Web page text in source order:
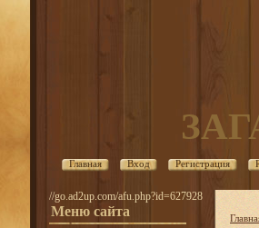
Главная Вход Регистрация
//go.ad2up.com/afu.php?id=627928
Меню сайта